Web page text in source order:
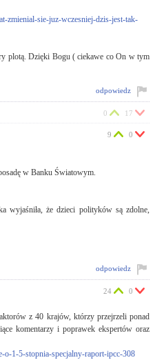
zmienial-sie-juz-wczesniej-dzis-jest-tak-
plotą. Dzięki Bogu ( ciekawe co On w tym
odpowiedz
0 17
w Banku Światowym.
wyjaśniła, że dzieci polityków są zdolne,
9 0
odpowiedz
z 40 krajów, którzy przejrzeli ponad
komentarzy i poprawek ekspertów oraz
o-1-5-stopnia-specjalny-raport-ipcc-308
24 0